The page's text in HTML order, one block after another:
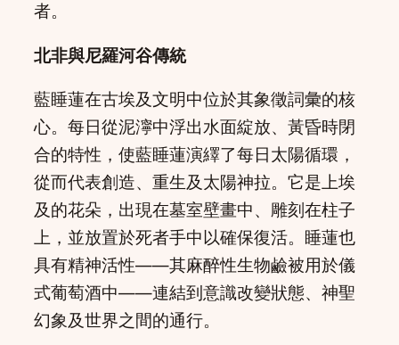
者。
北非與尼羅河谷傳統
藍睡蓮在古埃及文明中位於其象徵詞彙的核
心。每日從泥濘中浮出水面綻放、黃昏時閉
合的特性，使藍睡蓮演繹了每日太陽循環，
從而代表創造、重生及太陽神拉。它是上埃
及的花朵，出現在墓室壁畫中、雕刻在柱子
上，並放置於死者手中以確保復活。睡蓮也
具有精神活性——其麻醉性生物鹼被用於儀
式葡萄酒中——連結到意識改變狀態、神聖
幻象及世界之間的通行。